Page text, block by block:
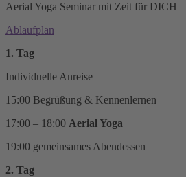
Aerial Yoga Seminar mit Zeit für DICH
Ablaufplan
1. Tag
Individuelle Anreise
15:00 Begrüßung & Kennenlernen
17:00 – 18:00 Aerial Yoga
19:00 gemeinsames Abendessen
2. Tag